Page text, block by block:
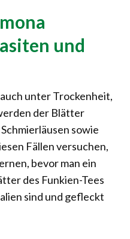
und
unter Trockenheit,
der Blätter
sowie
Fällen versuchen,
bevor man ein
des Funkien-Tees
sind und gefleckt